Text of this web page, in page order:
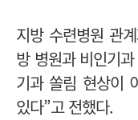
지방 수련병원 관
방 병원과 비인기
기과 쏠림 현상이
있다”고 전했다.